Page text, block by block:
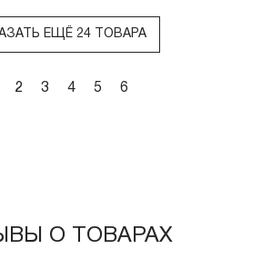
ЕЩЁ 24 ТОВАРА
2 3 4 5 6
О ТОВАРАХ